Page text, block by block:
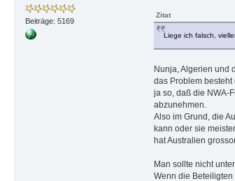
Beiträge: 5169
Zitat
Liege ich falsch,
Nunja, Algerien und
das Problem
ja so, daß die NWA-
abzunehmen.
Also im Grund, die
kann oder sie
hat Australien
Man sollte nicht
Wenn die